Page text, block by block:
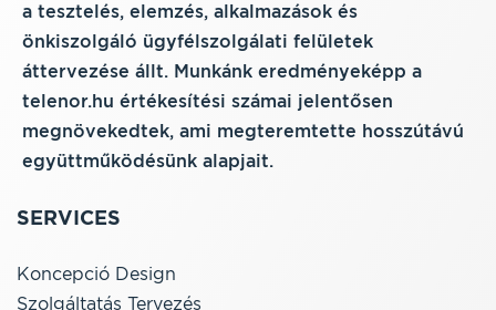
a tesztelés, elemzés, alkalmazások és
önkiszolgáló ügyfélszolgálati felületek
áttervezése állt. Munkánk eredményeképp a
telenor.hu értékesítési számai jelentősen
megnövekedtek, ami megteremtette hosszútávú
együttműködésünk alapjait.
SERVICES
Koncepció Design
Szolgáltatás Tervezés